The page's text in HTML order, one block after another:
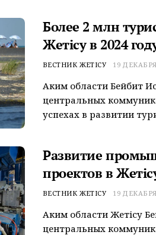
Более 2 млн
Жетісу в 2024
ВЕСТНИК ЖЕТІСУ 19 ДЕКАБРЯ
Аким области Бейбит
центральных
успехах в развитии
Развитие
проектов в
ВЕСТНИК ЖЕТІСУ 19 ДЕКАБРЯ
Аким области Жетісу
центральных